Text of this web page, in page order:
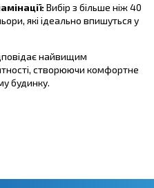
Вибір з більше ніж 40
які ідеально впишуться у
найвищим
створюючи комфортне
будинку.